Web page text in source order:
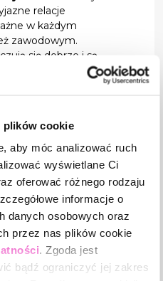
plików cookie
aby móc analizować ruch
wyświetlane Ci
oferować różnego rodzaju
informacje o
danych osobowych oraz
przez nas plików cookie
. Zgoda jest
bądź ograniczyć jej zakres
relacje
w każdym
zawodowym.
się dobrze i są
kolegów, są bardziej
– to oczywiste, że
pracowników za
celów jest
na podniesienie
(w końcu każdy z nas
jest wiele –
lub
dni wolne,
szkolenia
ciekawym projekcie.